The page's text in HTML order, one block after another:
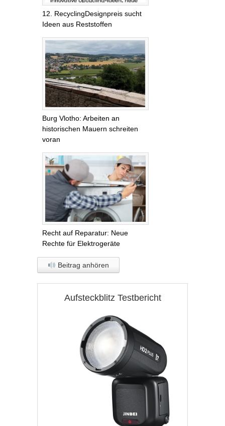
12. RecyclingDesignpreis sucht
Ideen aus Reststoffen
Burg Vlotho: Arbeiten an
historischen Mauern schreiten
voran
Recht auf Reparatur: Neue
Rechte für Elektrogeräte
Beitrag anhören
Aufsteckblitz Testbericht